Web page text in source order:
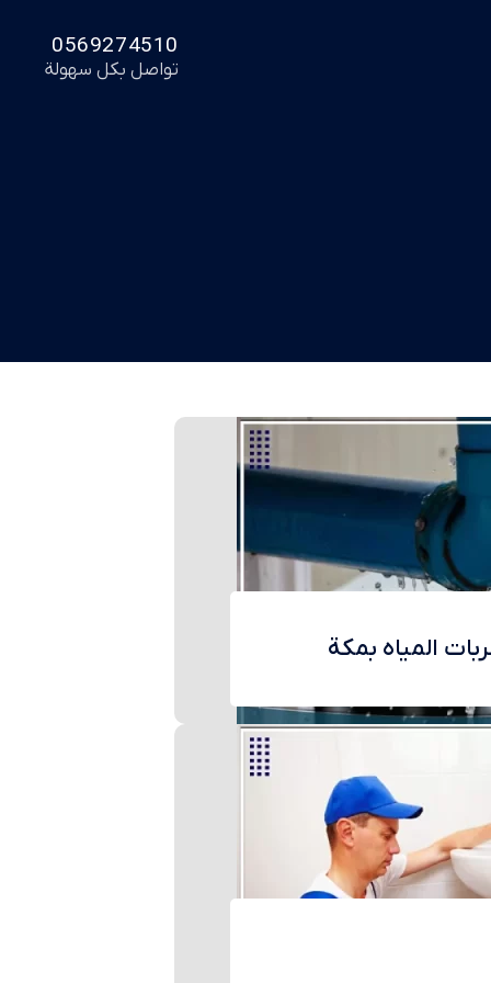
0569274510
تواصل بكل سهولة
المياه بمكة